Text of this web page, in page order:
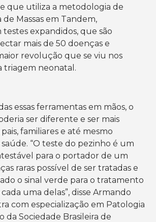
que utiliza a metodologia de
Massas em Tandem,
expandidos, que são
mais de 50 doenças e
revolução que se viu nos
triagem neonatal.
essas ferramentas em mãos, o
ser diferente e ser mais
familiares e até mesmo
saúde. “O teste do pezinho é um
para o portador de um
raras possível de ser tratadas e
o sinal verde para o tratamento
uma delas”, disse Armando
com especialização em Patologia
da Sociedade Brasileira de